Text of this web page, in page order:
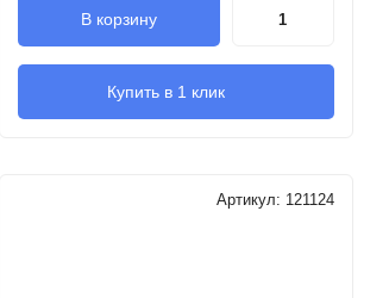
В корзину
Купить в 1 клик
Артикул: 121124